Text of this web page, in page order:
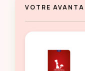
VOTRE